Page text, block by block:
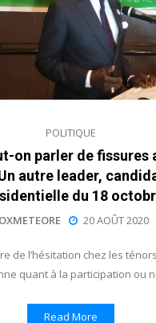
POLITIQUE
on parler de fissures
autre leader,
du 18
20 AOÛT 2020
de l’hésitation chez les
quant à la participation ou
Read More